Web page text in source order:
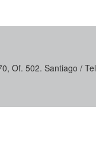
Of. 502. Santiago /